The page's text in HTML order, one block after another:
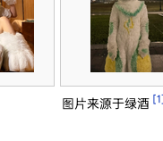
图片来源于绿酒